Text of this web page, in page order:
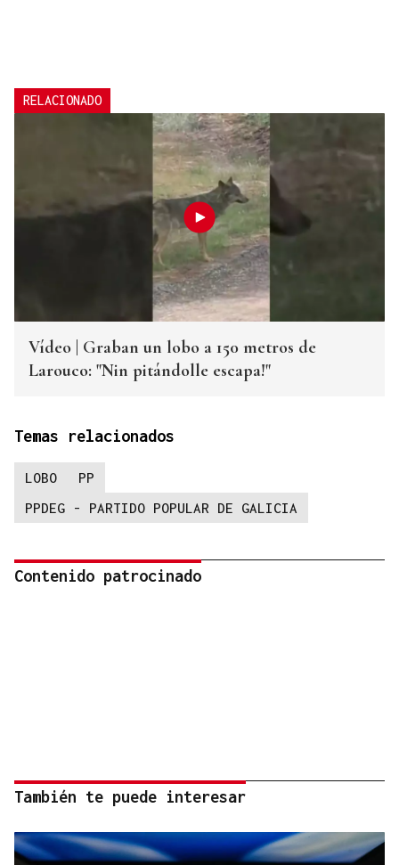
RELACIONADO
Vídeo | Graban un lobo a 150 metros de
Larouco: "Nin pitándolle escapa!"
Temas relacionados
LOBO
PP
PPDEG - PARTIDO POPULAR DE GALICIA
Contenido patrocinado
También te puede interesar